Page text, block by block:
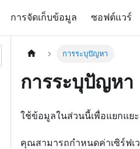
การจัดเก็บข้อมูล ซอฟต์แวร์
การระบุปัญหา
การระบุปัญหา
ใช้ข้อมูลในส่วนนี้เพื่อแยกแ
คุณสามารถกำหนดค่าเซิร์ฟเ